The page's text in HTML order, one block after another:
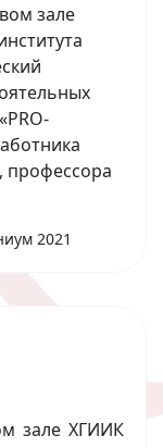
зале
профессора
2021
зале ХГИИК